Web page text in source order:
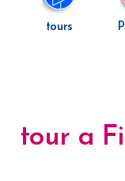
tours
tour a